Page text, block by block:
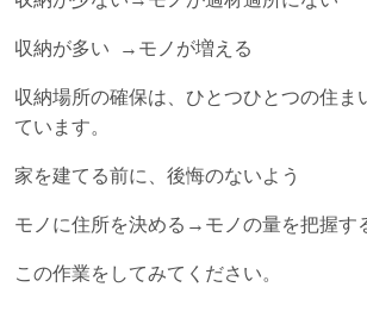
収納が多い →モノが増える
収納場所の確保は、ひとつひとつの住ま
ています。
家を建てる前に、後悔のないよう
モノに住所を決める→モノの量を把握す
この作業をしてみてください。